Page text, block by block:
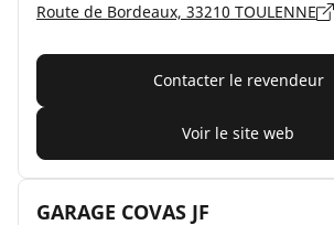
Route de Bordeaux, 33210 TOULENNE
Contacter le revendeur
Voir le site web
GARAGE COVAS JF